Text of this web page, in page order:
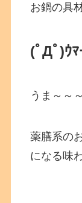
お鍋の具
(ﾟДﾟ)ｳﾏ
うま～～
薬膳系の
になる味